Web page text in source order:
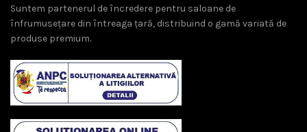
Suntem partenerul de încredere pentru saloane de
înfrumusețare din întreaga țară, distribuind o gamă variată de
produse premium.